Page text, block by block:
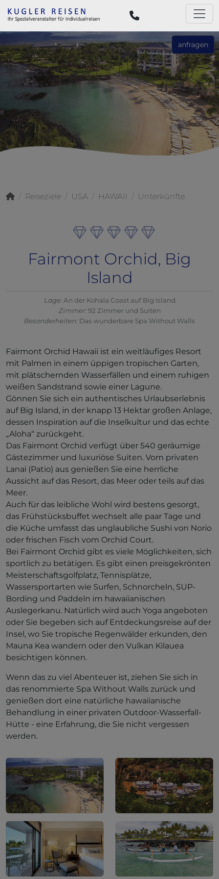
anfragen
Reiseziele USA HAWAII Unterkünfte
Fairmont Orchid, Big
Island
Lage:An der Kohala Coast auf Big Island
Zimmer:92 Zimmer und Suiten
Besonderheiten: Das wunderbare Spa Without Walls
Fairmont Orchid Hawaii ist ein weitläufiges Resort
mit Palmen in einem üppigen tropischen Garten,
mit plätschernden Wasserfällen und einem ruhigen
weißen Sandstrand sowie einer Lagune.
Gönnen Sie sich ein authentisches Urlaubserlebnis
auf Big Island, in der knapp 13 Hektar großen Anlage,
dessen Inspiration auf die Inselkultur und das echte
„Aloha“ zurückgeht.
Das Fairmont Orchid verfügt über 540 geräumige
Gästezimmer und luxuriöse Suiten. Vom privaten
Lanai (Patio) aus genießen Sie eine herrliche
Aussicht auf das Resort, das Meer oder teils auf das
Meer.
Auch für das leibliche Wohl wird bestens gesorgt,
das Frühstücksbuffet wechselt alle paar Tage und
die Küche umfasst das unglaubliche Sushi von Norio
oder frischen Fisch vom Orchid Court.
Bei Fairmont Orchid gibt es viele Möglichkeiten, sich
sportlich zu betätigen. Es gibt einen preisgekrönten
Meisterschaftsgolfplatz, Tennisplätze,
Wassersportarten wie Surfen, Schnorcheln, SUP-
Bording und Paddeln im hawaiianischen
Auslegerkanu. Natürlich wird auch Yoga angeboten
oder Sie begeben sich auf Entdeckungsreise auf der
Insel, wo Sie tropische Regenwälder erkunden, den
Mauna Kea wandern oder den Vulkan Kilauea
besichtigen können.
Wenn das zu viel Abenteuer ist, ziehen Sie sich in
das renommierte Spa Without Walls zurück und
genießen dort eine natürliche hawaiianische
Behandlung in einer privaten Outdoor-Wasserfall-
Hütte - eine Erfahrung, die Sie nicht vergessen
werden.